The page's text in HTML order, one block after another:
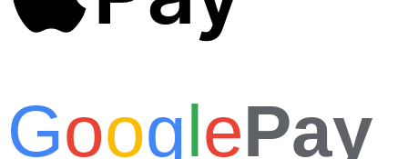
GooglePay